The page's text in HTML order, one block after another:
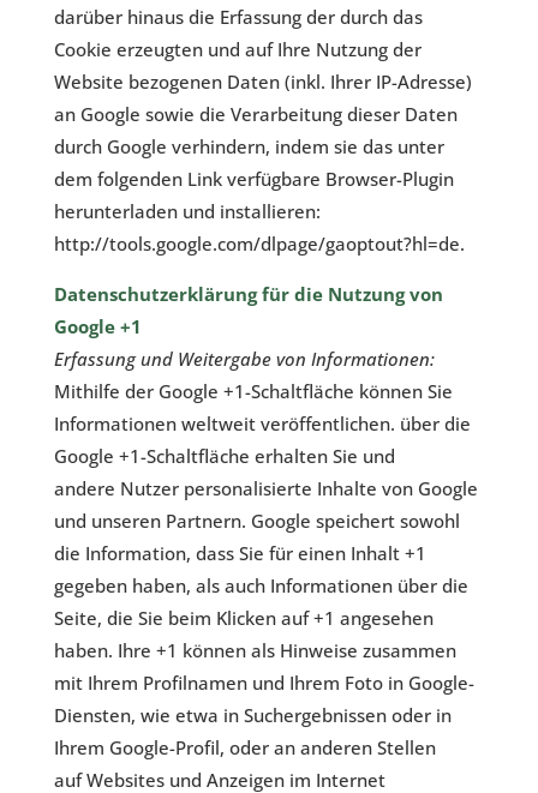
darüber hinaus die Erfassung der durch das
Cookie erzeugten und auf Ihre Nutzung der
Website bezogenen Daten (inkl. Ihrer IP-Adresse)
an Google sowie die Verarbeitung dieser Daten
durch Google verhindern, indem sie das unter
dem folgenden Link verfügbare Browser-Plugin
herunterladen und installieren:
http://tools.google.com/dlpage/gaoptout?hl=de.
Datenschutzerklärung für die Nutzung von
Google +1
Erfassung und Weitergabe von Informationen:
Mithilfe der Google +1-Schaltfläche können Sie
Informationen weltweit veröffentlichen. über die
Google +1-Schaltfläche erhalten Sie und
andere Nutzer personalisierte Inhalte von Google
und unseren Partnern. Google speichert sowohl
die Information, dass Sie für einen Inhalt +1
gegeben haben, als auch Informationen über die
Seite, die Sie beim Klicken auf +1 angesehen
haben. Ihre +1 können als Hinweise zusammen
mit Ihrem Profilnamen und Ihrem Foto in Google-
Diensten, wie etwa in Suchergebnissen oder in
Ihrem Google-Profil, oder an anderen Stellen
auf Websites und Anzeigen im Internet